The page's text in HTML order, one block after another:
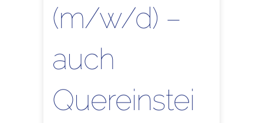
(m/w/d) –
auch
Quereinstei